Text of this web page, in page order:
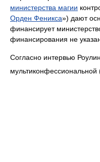
министерства магии
Орден Феникса») дают
финансирует
финансирования не
Согласно интервью
мультиконфессиональной